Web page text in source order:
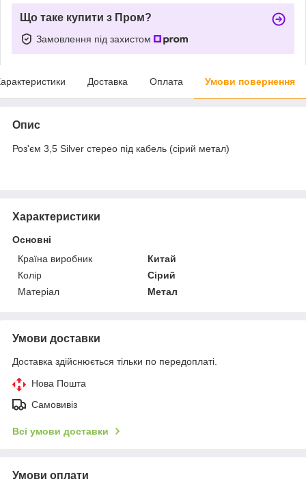
Що таке купити з Пром?
Замовлення під захистом
Доставка Оплата Умови повернення
Опис
Роз'єм 3,5 Silver стерео під кабель (сірий метал)
Характеристики
Основні
Країна виробник
Китай
Колір
Сірий
Матеріал
Метал
Умови доставки
Доставка здійснюється тільки по передоплаті.
Нова Пошта
Самовивіз
Всі умови доставки
Умови оплати